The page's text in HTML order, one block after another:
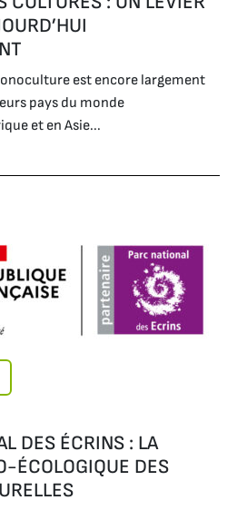
est encore largement
pays du monde
et en Asie...
DES ÉCRINS : LA
ÉCOLOGIQUE DES